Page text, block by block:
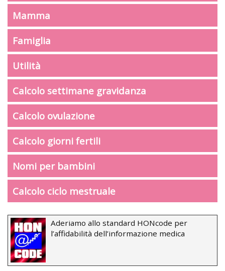
Mamma
Famiglia
Utilità
Calcolo settimane gravidanza
Calcolo ovulazione
Calcolo giorni fertili
Nomi per bambini
Calcolo ciclo mestruale
Aderiamo allo standard HONcode per
l’affidabilità dell’informazione medica